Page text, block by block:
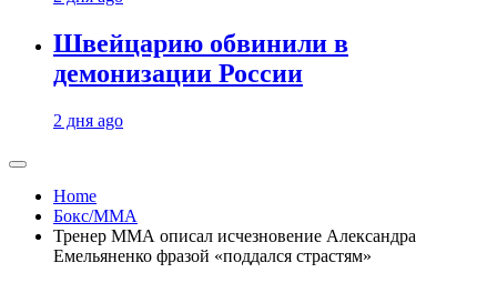
Швейцарию обвинили в
демонизации России
2 дня ago
Home
Бокс/MMA
Тренер MMA описал исчезновение Александра
Емельяненко фразой «поддался страстям»